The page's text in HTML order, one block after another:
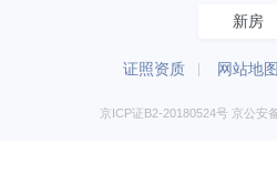
新房
证照资质 网站地图
京ICP证B2-20180524号 京公安